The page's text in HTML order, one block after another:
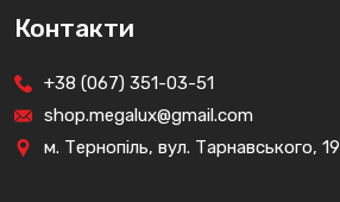
Контакти
+38 (067) 351-03-51
shop.megalux@gmail.com
м. Тернопіль, вул. Тарнавського, 19